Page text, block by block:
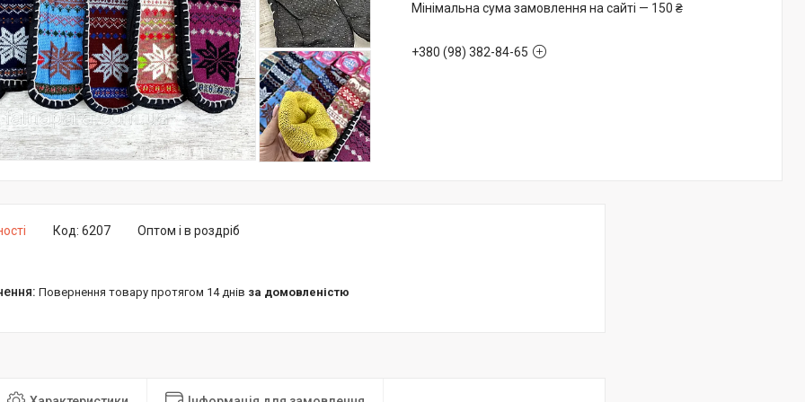
Мінімальна сума замовлення на сайті — 150 ₴
+380 (98) 382-84-65
Оптом і в роздріб
Код: 6207
повернення товару протягом 14 днів за домовленістю